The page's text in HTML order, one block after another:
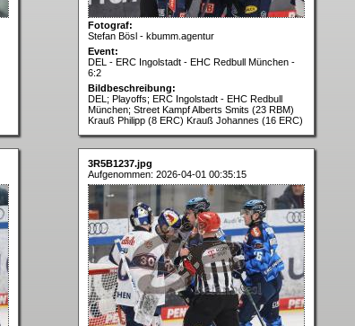
Fotograf:
Stefan Bösl - kbumm.agentur
Event:
DEL - ERC Ingolstadt - EHC Redbull München -
6:2
Bildbeschreibung:
DEL; Playoffs; ERC Ingolstadt - EHC Redbull
München; Street Kampf Alberts Smits (23 RBM)
Krauß Philipp (8 ERC) Krauß Johannes (16 ERC)
3R5B1237.jpg
Aufgenommen: 2026-04-01 00:35:15